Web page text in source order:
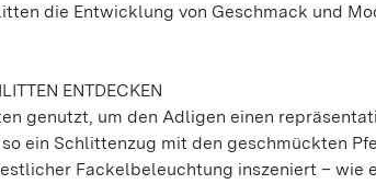
die Entwicklung von Geschmack und
ENTDECKEN
genutzt, um den Adligen einen
ein Schlittenzug mit den geschmückten
Fackelbeleuchtung inszeniert – wie